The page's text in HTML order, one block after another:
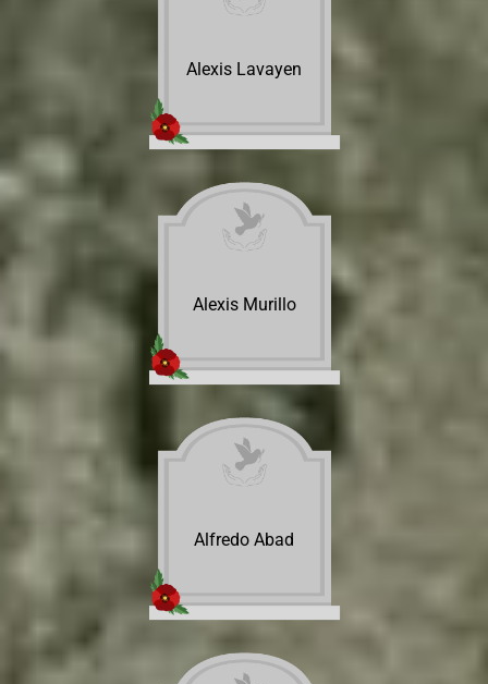
Alexis Lavayen
Alexis Murillo
Alfredo Abad